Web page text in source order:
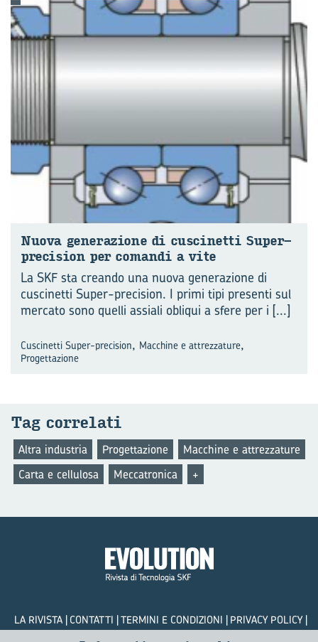
Nuova ge­ne­ra­zio­ne di cu­sci­net­ti Super-​
precision per co­man­di a vite
La SKF sta creando una nuova generazione di
cuscinetti Super-precision. I primi tipi presenti sul
mercato sono quelli assiali obliqui a sfere per i [...]
Cuscinetti Super-precision, Macchine e attrezzature,
Progettazione
Tag cor­re­la­ti
+
Altra industria Progettazione
Macchine e attrezzature
Carta e cellulosa
Meccatronica
LA RIVISTA CONTATTI TERMINI E CONDIZIONI
PRIVACY POLICY